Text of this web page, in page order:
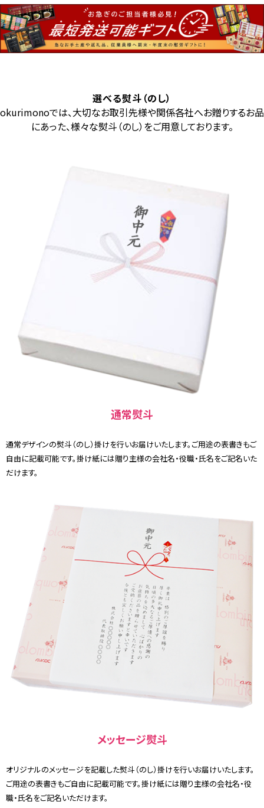
選べる熨斗（のし）
okurimonoでは、大切なお取引先様や関係各社へお贈りするお品
にあった、様々な熨斗（のし）をご用意しております。
通常熨斗
通常デザインの熨斗（のし）掛けを行いお届けいたします。ご用途の表書きもご
自由に記載可能です。掛け紙には贈り主様の会社名・役職・氏名をご記名いた
だけます。
メッセージ熨斗
オリジナルのメッセージを記載した熨斗（のし）掛けを行いお届けいたします。
ご用途の表書きもご自由に記載可能です。掛け紙には贈り主様の会社名・役
職・氏名をご記名いただけます。